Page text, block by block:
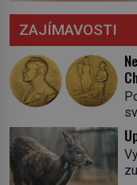
ZAJÍMAVOSTI